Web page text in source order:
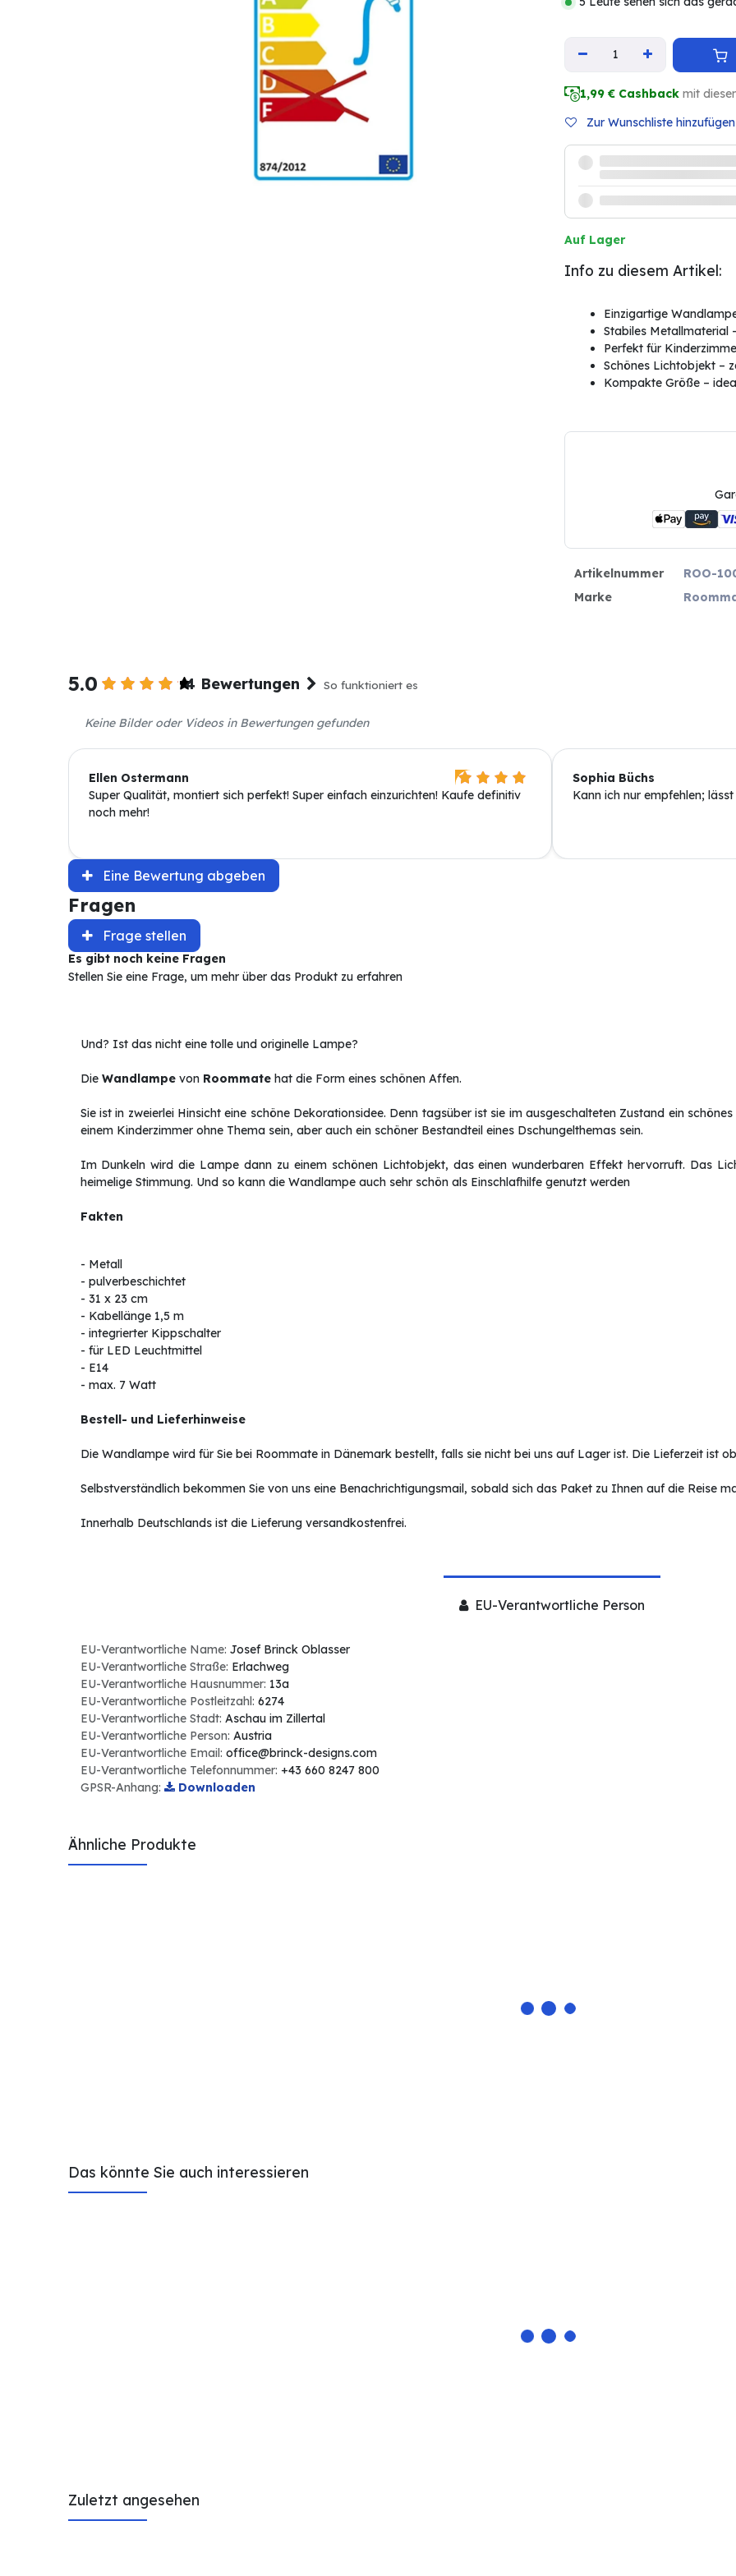
1,99 € Cashback mit
Zur Wunschliste hinzufügen
Auf Lager
Info zu diesem Artikel:
Einzigartige
Stabiles Metallmaterial
Perfekt für
Schönes Lichtobjekt –
Kompakte Größe –
Artikelnummer
ROO-
Marke
5.0 4 Bewertungen So funktioniert es
Keine Bilder oder Videos in Bewertungen gefunden
Ellen Ostermann
Super Qualität, montiert sich perfekt! Super einfach einzurichten! Kaufe definitiv
noch mehr!
Sophia Büchs
Kann ich nur empfehlen;
Eine Bewertung abgeben
Fragen
Frage stellen
Es gibt noch keine Fragen
Stellen Sie eine Frage, um mehr über das Produkt zu erfahren
Und? Ist das nicht eine tolle und originelle Lampe?
Die Wandlampevon Roommatehat die Form eines schönen Affen.
Sie ist in zweierlei Hinsicht eine schöne Dekorationsidee. Denn tagsüber ist sie im ausgeschalteten Zustand ein
einem Kinderzimmer ohne Thema sein, aber auch ein schöner Bestandteil eines Dschungelthemas sein.
Im Dunkeln wird die Lampe dann zu einem schönen Lichtobjekt, das einen wunderbaren Effekt hervorruft. Das
heimelige Stimmung. Und so kann die Wandlampe auch sehr schön als Einschlafhilfe genutzt werden
Fakten
- Metall
- pulverbeschichtet
- 31 x 23 cm
- Kabellänge 1,5 m
- integrierter Kippschalter
- für LED Leuchtmittel
- E14
- max. 7 Watt
Bestell- und Lieferhinweise
Die Wandlampe wird für Sie bei Roommate in Dänemark bestellt, falls sie nicht bei uns auf Lager ist. Die Lieferzeit ist
Selbstverständlich bekommen Sie von uns eine Benachrichtigungsmail, sobald sich das Paket zu Ihnen auf die Reise
Innerhalb Deutschlands ist die Lieferung versandkostenfrei.
EU-Verantwortliche Person
EU-Verantwortliche Name: Josef Brinck Oblasser
EU-Verantwortliche Straße: Erlachweg
EU-Verantwortliche Hausnummer: 13a
EU-Verantwortliche Postleitzahl: 6274
EU-Verantwortliche Stadt: Aschau im Zillertal
EU-Verantwortliche Person: Austria
EU-Verantwortliche Email: office@brinck-designs.com
EU-Verantwortliche Telefonnummer: +43 660 8247 800
GPSR-Anhang:
Downloaden
Ähnliche Produkte
Das könnte Sie auch interessieren
Zuletzt angesehen